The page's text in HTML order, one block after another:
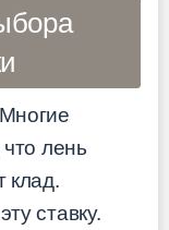
что лень
клад.
ставку.